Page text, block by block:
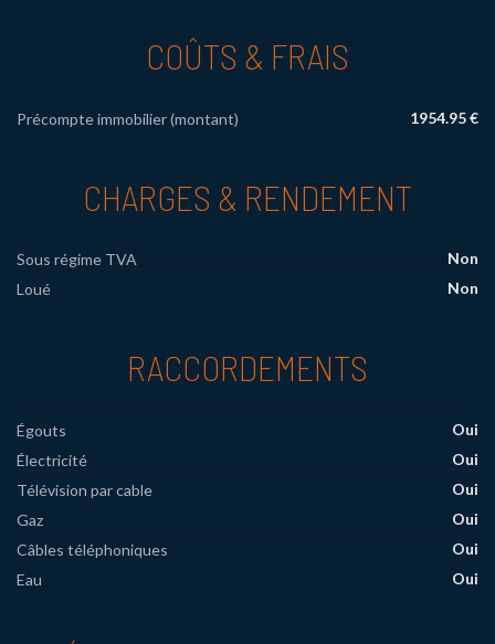
COÛTS & FRAIS
Précompte immobilier (montant) 1954.95 €
CHARGES & RENDEMENT
Sous régime TVA
Non
Loué
Non
RACCORDEMENTS
Égouts
Oui
Électricité
Oui
Télévision par cable
Oui
Gaz
Oui
Câbles téléphoniques
Oui
Eau
Oui